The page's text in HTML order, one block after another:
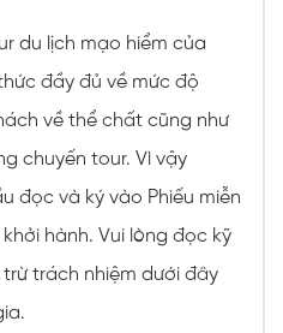
du lịch mạo hiểm của
đầy đủ về mức độ
về thể chất cũng như
chuyến tour. Vì vậy
đọc và ký vào Phiếu miễn
hành. Vui lòng đọc kỹ
trách nhiệm dưới đây